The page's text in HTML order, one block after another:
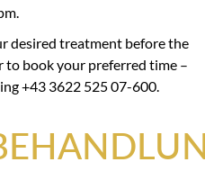
desired treatment before the
book your preferred time –
+43 3622 525 07-600.